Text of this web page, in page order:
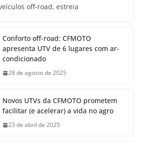
off-road, estreia
Conforto off-road: CFMOTO
apresenta UTV de 6 lugares com ar-
condicionado
28 de agosto de 2025
Novos UTVs da CFMOTO prometem
facilitar (e acelerar) a vida no agro
23 de abril de 2025